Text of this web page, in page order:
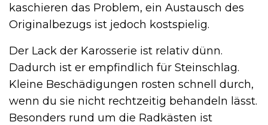
kaschieren das Problem, ein Austausch des
Originalbezugs ist jedoch kostspielig.
Der Lack der Karosserie ist relativ dünn.
Dadurch ist er empfindlich für Steinschlag.
Kleine Beschädigungen rosten schnell durch,
wenn du sie nicht rechtzeitig behandeln lässt.
Besonders rund um die Radkästen ist